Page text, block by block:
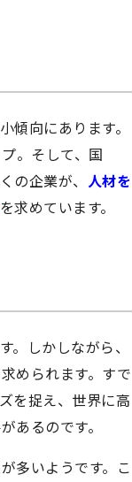
向にあります。
。そして、国
の企業が、 人材を
を求めています。
しかしながら、
められます。すで
を捉え、世界に高
あるのです。
多いようです。こ